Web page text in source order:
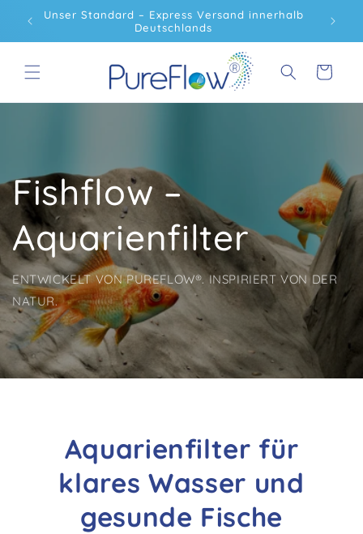
zumUnser Standard – Express Versand innerhalb
Deutschlands
Warenkorb
Fishflow –
Aquarienfilter
ENTWICKELT VON PUREFLOW®. INSPIRIERT VON DER
NATUR.
Aquarienfilter für
klares Wasser und
gesunde Fische